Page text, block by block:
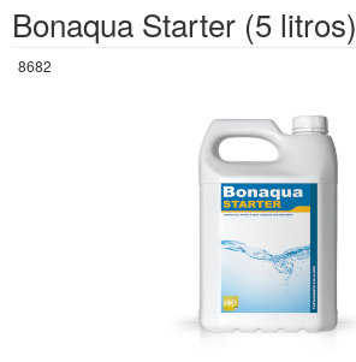
Bonaqua Starter (5 litros)
8682